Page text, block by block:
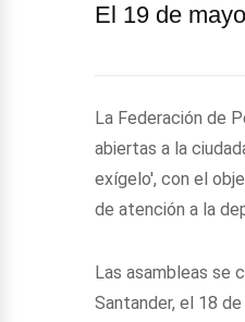
El 19 de
La Federación de
abiertas a la
exígelo', con el
de atención a la
Las asambleas se
Santander, el 18